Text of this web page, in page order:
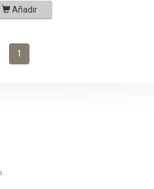
Añadir
1